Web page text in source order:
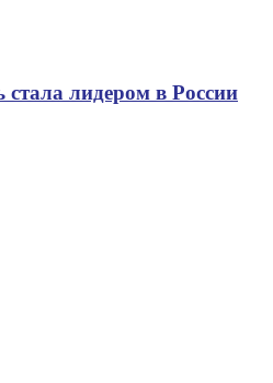
стала лидером в России